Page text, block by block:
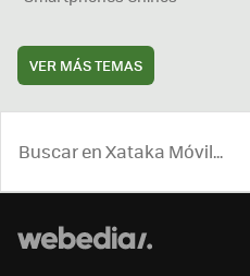
VER MÁS TEMAS